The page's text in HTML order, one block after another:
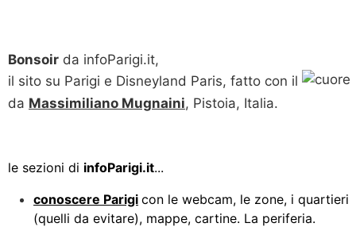
Bonsoir da infoParigi.it,
il sito su Parigi e Disneyland Paris, fatto con il
da Massimiliano Mugnaini, Pistoia, Italia.
le sezioni di infoParigi.it...
conoscere Parigi con le webcam, le zone, i quartieri
(quelli da evitare), mappe, cartine. La periferia.